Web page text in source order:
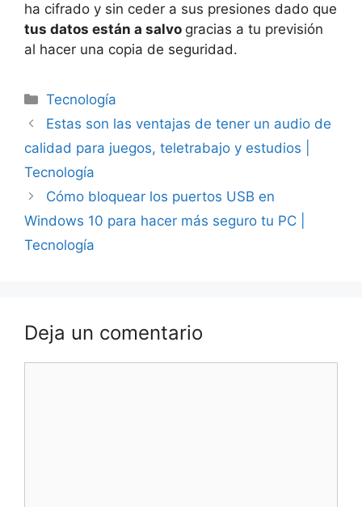
ha cifrado y sin ceder a sus presiones dado que
tus datos están a salvo gracias a tu previsión
al hacer una copia de seguridad.
Categorías
Tecnología
Estas son las ventajas de tener un audio de
calidad para juegos, teletrabajo y estudios |
Tecnología
Cómo bloquear los puertos USB en
Windows 10 para hacer más seguro tu PC |
Tecnología
Deja un comentario